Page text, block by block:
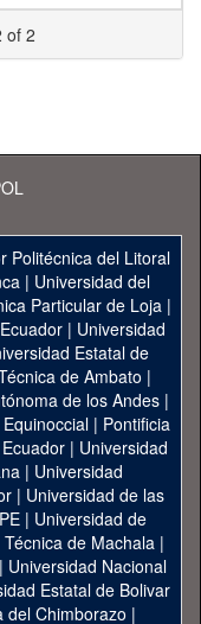
of 2
Politécnica del Litoral
| Universidad del
Particular de Loja|
| Universidad
Estatal de
de Ambato |
de los Andes|
| Pontificia
| Universidad
| Universidad
| Universidad de las
| Universidad de
de Machala|
| Universidad Nacional
Estatal de Bolivar
del Chimborazo |